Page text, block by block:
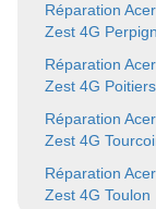
Réparation
Zest 4G
Réparation
Zest 4G Poitiers
Réparation
Zest 4G
Réparation
Zest 4G Toulon